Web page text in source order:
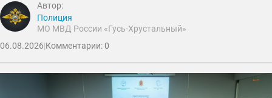
Автор:
Полиция
МО МВД России «Гусь-Хрустальный»
06.08.2026|Комментарии: 0